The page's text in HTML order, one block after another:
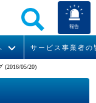
報告
サービス事業者の
(2016/05/20)